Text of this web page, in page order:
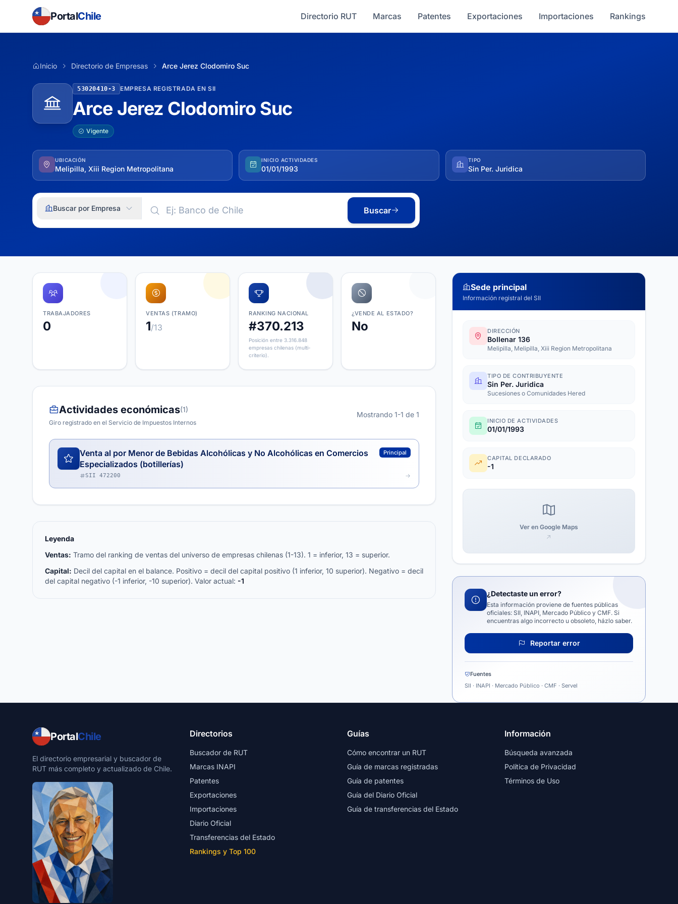
PortalChile Directorio RUT Marcas Patentes Exportaciones Importaciones Rankings
Inicio Directorio de Empresas Arce Jerez Clodomiro Suc
53020410-3 EMPRESA REGISTRADA EN SII
Arce Jerez Clodomiro Suc
Vigente
UBICACIÓN
Melipilla, Xiii Region Metropolitana
INICIO ACTIVIDADES
01/01/1993
TIPO
Sin Per. Juridica
Buscar por Empresa Buscar
TRABAJADORES
0
VENTAS (TRAMO)
1/13
RANKING NACIONAL
#370.213
Posición entre 3.316.848
empresas chilenas (multi-
criterio).
¿VENDE AL ESTADO?
No
Actividades económicas(1)
Giro registrado en el Servicio de Impuestos Internos
Mostrando 1-1 de 1
Venta al por Menor de Bebidas Alcohólicas y No Alcohólicas en Comercios
Especializados (botillerías)
Principal
SII 472200
Leyenda
Ventas: Tramo del ranking de ventas del universo de empresas chilenas (1-13). 1 = inferior, 13 = superior.
Capital: Decil del capital en el balance. Positivo = decil del capital positivo (1 inferior, 10 superior). Negativo = decil
del capital negativo (-1 inferior, -10 superior). Valor actual: -1
Sede principal
Información registral del SII
DIRECCIÓN
Bollenar 136
Melipilla, Melipilla, Xiii Region Metropolitana
TIPO DE CONTRIBUYENTE
Sin Per. Juridica
Sucesiones o Comunidades Hered
INICIO DE ACTIVIDADES
01/01/1993
CAPITAL DECLARADO
-1
Ver en Google Maps
¿Detectaste un error?
Esta información proviene de fuentes públicas
oficiales: SII, INAPI, Mercado Público y CMF. Si
encuentras algo incorrecto u obsoleto, házlo saber.
Reportar error
Fuentes
SII · INAPI · Mercado Público · CMF · Servel
PortalChile
El directorio empresarial y buscador de
RUT más completo y actualizado de Chile.
Directorios
Buscador de RUT
Marcas INAPI
Patentes
Exportaciones
Importaciones
Diario Oficial
Transferencias del Estado
Rankings y Top 100
Guías
Cómo encontrar un RUT
Guía de marcas registradas
Guía de patentes
Guía del Diario Oficial
Guía de transferencias del Estado
Información
Búsqueda avanzada
Política de Privacidad
Términos de Uso